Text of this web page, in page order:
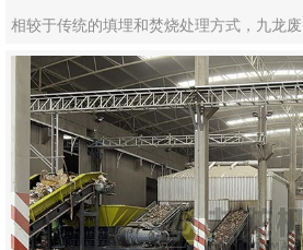
相较于传统的填埋和焚烧处理方式，九龙